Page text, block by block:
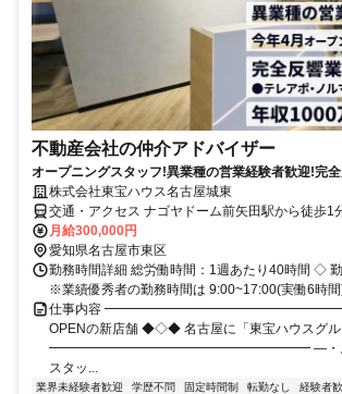
不動産会社の仲介アドバイザー
オープニングスタッフ!異業種の営業経験者歓迎!完
株式会社東宝ハウス名古屋城東
交通・アクセス ナゴヤドーム前矢田駅から徒歩1
月給300,000円
愛知県名古屋市東区
勤務時間詳細 総労働時間：1週あたり40時間 ◇
※業績優秀者の勤務時間は 9:00~17:00(実働6時
仕事内容
OPENの新店舗 ◆◇◆ 名古屋に「東宝ハウスグル
━━━━━━━━━━━━━━━━━━━━ ―・。＊
スタッ...
業界未経験者歓迎 学歴不問 固定時間制 転勤なし 経験者